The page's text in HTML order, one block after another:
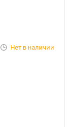
Нет в наличии